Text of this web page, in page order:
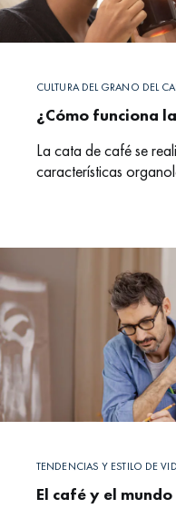
CULTURA DEL GRANO DEL
¿Cómo funciona
La cata de café se
características
TENDENCIAS Y ESTILO DE
El café y el